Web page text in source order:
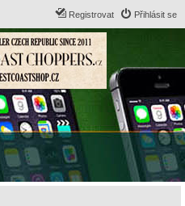
Přihlásit se
Registrovat